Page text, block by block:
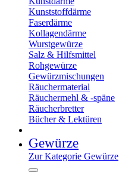
Kunststoffdärme
Faserdärme
Kollagendärme
Wurstgewürze
Salz & Hilfsmittel
Rohgewürze
Gewürzmischungen
Räuchermaterial
Räuchermehl & -späne
Räucherbretter
Bücher & Lektüren
Gewürze
Zur Kategorie Gewürze